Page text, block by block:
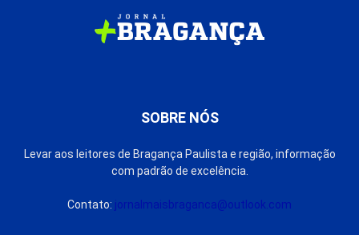
SOBRE NÓS
Levar aos leitores de Bragança Paulista e região, informação
com padrão de excelência.
Contato: jornalmaisbraganca@outlook.com